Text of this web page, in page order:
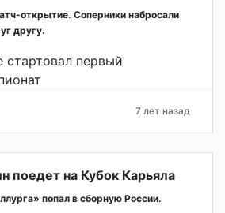
открытие. Соперники набросали
другу.
7 лет назад
поедет на Кубок Карьяла
попал в сборную России.